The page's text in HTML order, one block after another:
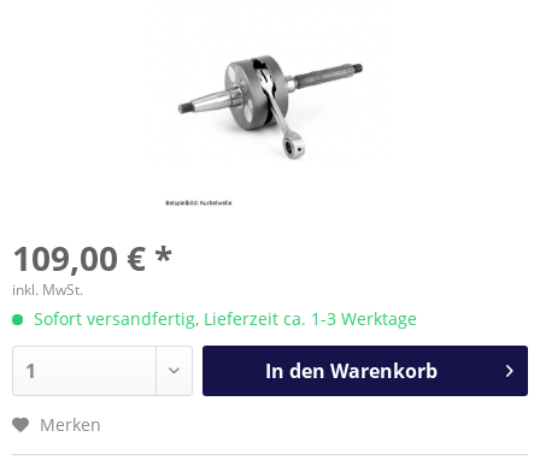
109,00 € *
inkl. MwSt.
Sofort versandfertig, Lieferzeit ca. 1-3 Werktage
In den Warenkorb
Merken